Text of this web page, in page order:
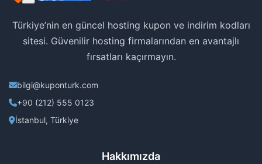
Türkiye’nin en güncel hosting kupon ve indirim kodları
sitesi. Güvenilir hosting firmalarından en avantajlı
fırsatları kaçırmayın.
bilgi@kuponturk.com
+90 (212) 555 0123
İstanbul, Türkiye
Hakkımızda